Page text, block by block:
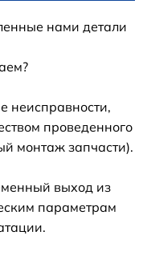
нами детали
неисправности,
проведенного
монтаж запчасти).
выход из
параметрам